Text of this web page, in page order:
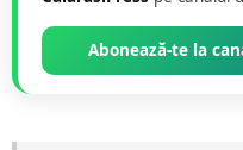
Abonează-te la